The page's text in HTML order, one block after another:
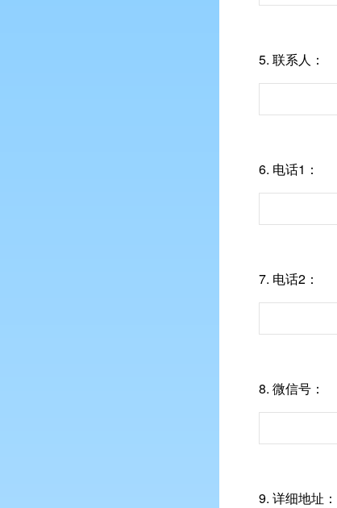
5. 联系人：
6. 电话1：
7. 电话2：
8. 微信号：
9. 详细地址：